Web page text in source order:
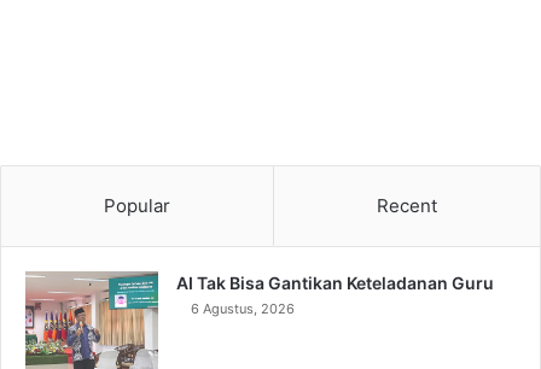
Popular Recent
AI Tak Bisa Gantikan Keteladanan Guru
6 Agustus, 2026